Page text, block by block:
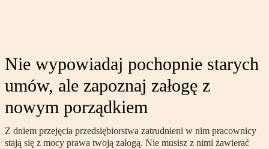
Nie wypowiadaj pochopnie starych
umów, ale zapoznaj załogę z
nowym porządkiem
Z dniem przejęcia przedsiębiorstwa zatrudnieni w nim pracownicy
stają się z mocy prawa twoją załogą. Nie musisz z nimi zawierać